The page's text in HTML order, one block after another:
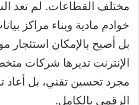
مختلف القطاعات. لم تعد
خوادم مادية وبناء مراكز
بل أصبح بالإمكان استئجار
الإنترنت تديرها شركات
مجرد تحسين تقني، بل أعاد
الرقمي بالكامل.